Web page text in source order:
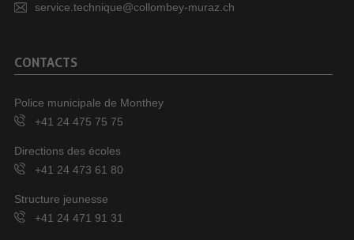
service.technique@collombey-muraz.ch
CONTACTS
Police municipale de Monthey
+41 24 475 75 75
Directions des écoles
+41 24 473 61 80
Structure jeunesse
+41 24 471 91 31